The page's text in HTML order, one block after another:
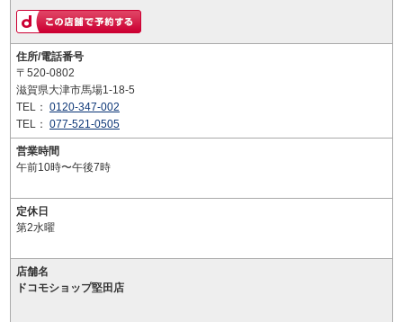
住所/電話番号
〒520-0802
滋賀県大津市馬場1-18-5
TEL： 0120-347-002
TEL： 077-521-0505
営業時間
午前10時〜午後7時
定休日
第2水曜
店舗名
ドコモショップ堅田店